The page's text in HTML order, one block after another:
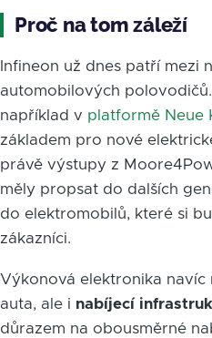
Proč na tom záleží
Infineon už dnes patří mezi
automobilových
například v platformě Neue
základem pro nové
právě výstupy z
měly propsat do dalších
do elektromobilů, které si
zákazníci.
Výkonová elektronika navíc
auta, ale i nabíjecí
důrazem na obousměrné